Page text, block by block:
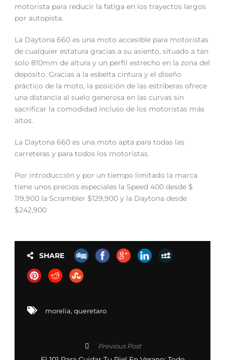
motorista para reducir la fatiga en los trayectos largos
por autopista.
La Daytona 660 es una moto accesible para motoristas
de cualquier estatura gracias a su asiento, situado a tan
solo 810mm de altura y un perfil estrecho en la zona del
depósito. Gracias a la esbelta cintura y el diseño
práctico de la moto, la posición de las estriberas ofrece
una distancia al suelo generosa en las curvas sin
sacrificar la comodidad incluso de los motoristas más
altos.
La Daytona 660 es una moto apta para todas las
carreteras y para todos los motoristas.
Por introducción y por un tiempo limitado la marca
tiene unos precios especiales la Speed 400 desde $
119,900 la Scrambler $129,900 y la Daytona desde
$242,900
SHARE
morelia, queretaro
Previous Post